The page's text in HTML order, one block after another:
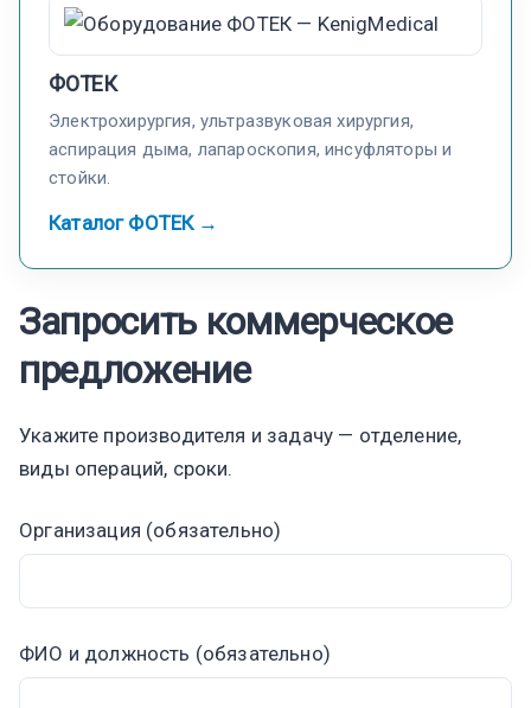
ФОТЕК
Электрохирургия, ультразвуковая хирургия,
аспирация дыма, лапароскопия, инсуфляторы и
стойки.
Каталог ФОТЕК →
Запросить коммерческое
предложение
Укажите производителя и задачу — отделение,
виды операций, сроки.
Организация (обязательно)
ФИО и должность (обязательно)